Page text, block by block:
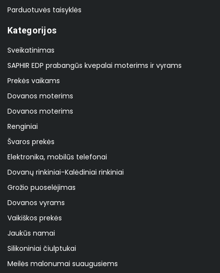
Parduotuvės taisyklės
Kategorijos
Sveikatinimas
SAPHIR EDP prabangūs kvepalai moterims ir vyrams
Prekės vaikams
Dovanos moterims
Dovanos moterims
Renginiai
Švaros prekės
Elektronika, mobilūs telefonai
Dovanų rinkiniai-Kalėdiniai rinkiniai
Grožio puoselėjimas
Dovanos vyrams
Vaikiškos prekės
Jaukūs namai
Silikoniniai čiulptukai
Meilės malonumai suaugusiems